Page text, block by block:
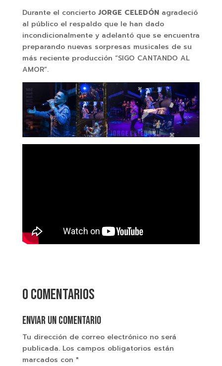
Durante el concierto JORGE CELEDÓNagradeció
al público el respaldo que le han dado
incondicionalmente y adelantó que se encuentra
preparando nuevas sorpresas musicales de su
más reciente producción “SIGO CANTANDO AL
AMOR”.
0 comentarios
Enviar un comentario
Tu dirección de correo electrónico no será
publicada. Los campos obligatorios están
marcados con *